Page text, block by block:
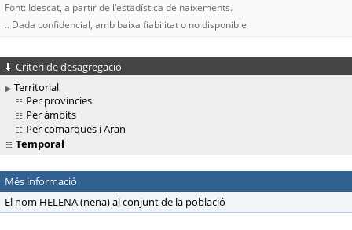
Font: Idescat, a partir de l'estadística de naixements.
.. Dada confidencial, amb baixa fiabilitat o no disponible
Criteri de desagregació
Territorial
Per províncies
Per àmbits
Per comarques i Aran
Temporal
Més informació
El nom HELENA (nena) al conjunt de la població